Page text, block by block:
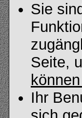
Sie
Seite,
Ihr